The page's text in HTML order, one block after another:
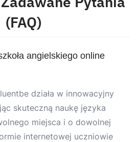
(FAQ)
angielskiego online
działa w innowacyjny
skuteczną naukę języka
miejsca i o dowolnej
internetowej uczniowie